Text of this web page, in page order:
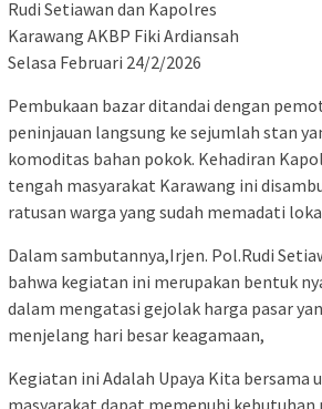
Rudi Setiawan dan Kapolres
Karawang AKBP Fiki Ardiansah
Selasa Februari 24/2/2026
Pembukaan bazar ditandai dengan
peninjauan langsung ke sejumlah stan
komoditas bahan pokok. Kehadiran
tengah masyarakat Karawang ini
ratusan warga yang sudah memadati
Dalam sambutannya,Irjen. Pol.Rudi
bahwa kegiatan ini merupakan bentuk
dalam mengatasi gejolak harga pasar
menjelang hari besar keagamaan,
Kegiatan ini Adalah Upaya Kita bersama
masyarakat dapat memenuhi kebutuhan